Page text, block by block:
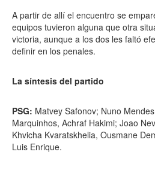
A partir de allí el encuentro se
equipos tuvieron alguna que otra
victoria, aunque a los dos les faltó
definir en los penales.
La síntesis del partido
PSG: Matvey Safonov; Nuno
Marquinhos, Achraf Hakimi; Joao
Khvicha Kvaratskhelia, Ousmane
Luis Enrique.